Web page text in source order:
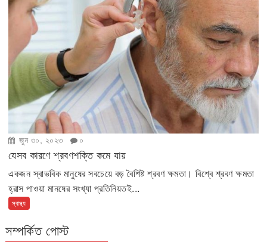
জুন ৩০, ২০২৩ ০
যেসব কারণে শ্রবণশক্তি কমে যায়
একজন স্বাভবিক মানুষের সবচেয়ে বড় বৈশিষ্ট শ্রবণ ক্ষমতা। বিশ্বে শ্রবণ ক্ষমতা
হ্রাস পাওয়া মানষের সংখ্যা প্রতিনিয়তই...
স্বাস্থ্য
সম্পর্কিত পোস্ট